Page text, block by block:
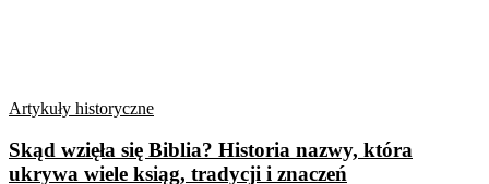
Artykuły historyczne
Skąd wzięła się Biblia? Historia nazwy, która
ukrywa wiele ksiąg, tradycji i znaczeń